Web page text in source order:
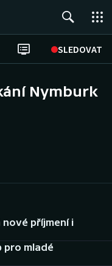
SLEDOVAT
Nymburk
nové příjmení i
pro mladé